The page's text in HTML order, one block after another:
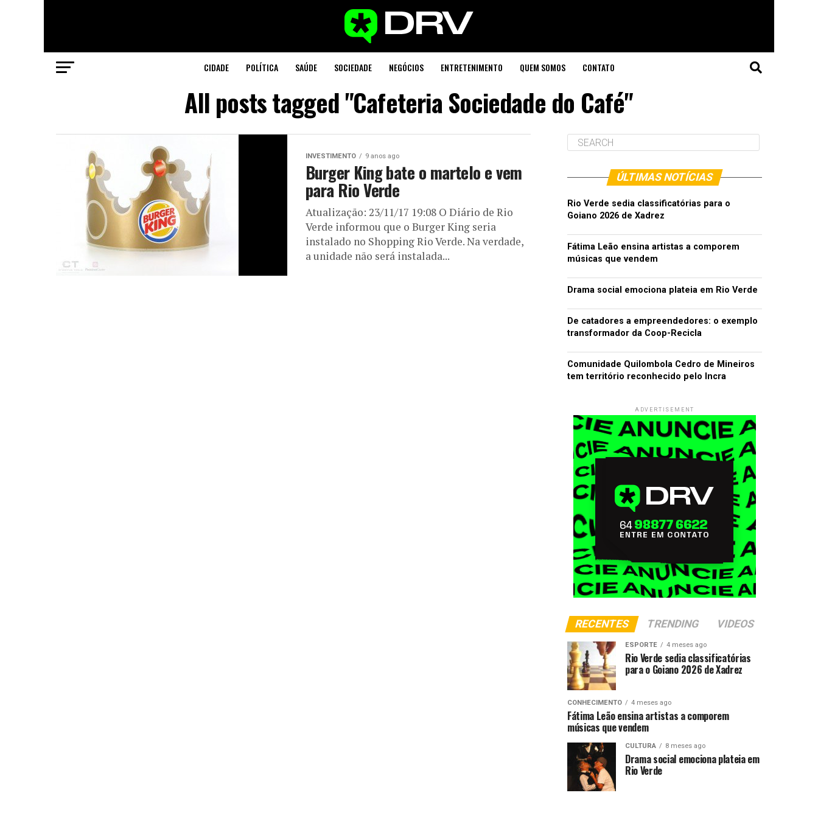
CIDADE POLÍTICA SAÚDE SOCIEDADE NEGÓCIOS ENTRETENIMENTO QUEM SOMOS CONTATO
All posts tagged "Cafeteria Sociedade do Café"
INVESTIMENTO 9 anos ago
Burger King bate o martelo e vem
para Rio Verde
Atualização: 23/11/17 19:08 O Diário de Rio
Verde informou que o Burger King seria
instalado no Shopping Rio Verde. Na verdade,
a unidade não será instalada...
ÚLTIMAS NOTÍCIAS
Rio Verde sedia classificatórias para o
Goiano 2026 de Xadrez
Fátima Leão ensina artistas a comporem
músicas que vendem
Drama social emociona plateia em Rio Verde
De catadores a empreendedores: o exemplo
transformador da Coop-Recicla
Comunidade Quilombola Cedro de Mineiros
tem território reconhecido pelo Incra
ADVERTISEMENT
RECENTES TRENDING VIDEOS
ESPORTE 4 meses ago
Rio Verde sedia classificatórias
para o Goiano 2026 de Xadrez
CONHECIMENTO 4 meses ago
Fátima Leão ensina artistas a comporem
músicas que vendem
CULTURA 8 meses ago
Drama social emociona plateia em
Rio Verde